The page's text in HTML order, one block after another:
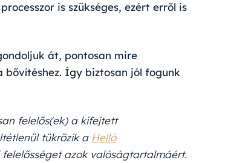
is szükséges, ezért erről is
át, pontosan mire
bővítéshez. Így biztosan jól fogunk
felelős(ek) a kifejtett
tükrözik a Helló
azok valóságtartalmáért.